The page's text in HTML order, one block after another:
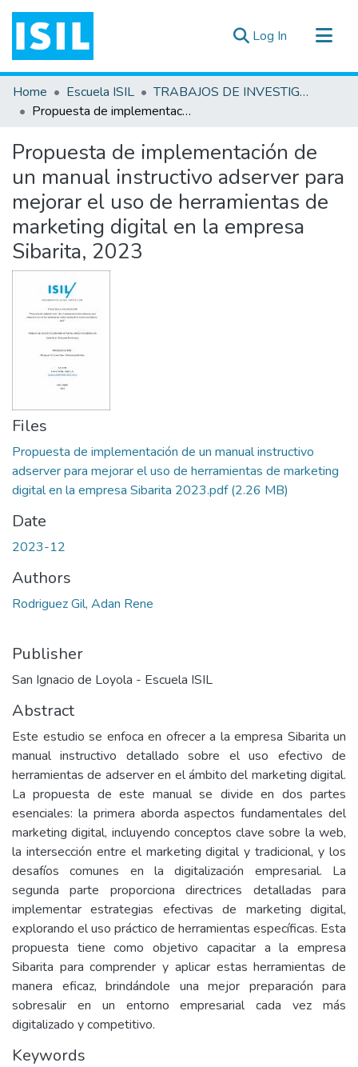
Log In (current)
All of DSpace
Statistics
Documentos ▾
Home Escuela ISIL
TRABAJOS DE INVESTIGACIÓN
Propuesta de implementación de un manual instructivo adserver para mejorar el uso de herramientas de marketing digital en la empresa Sibarita, 2023
Propuesta de implementación de
un manual instructivo adserver para
mejorar el uso de herramientas de
marketing digital en la empresa
Sibarita, 2023
Files
Propuesta de implementación de un manual instructivo
adserver para mejorar el uso de herramientas de marketing
digital en la empresa Sibarita 2023.pdf(2.26 MB)
Date
2023-12
Authors
Rodriguez Gil, Adan Rene
Publisher
San Ignacio de Loyola - Escuela ISIL
Abstract
Este estudio se enfoca en ofrecer a la empresa Sibarita un
manual instructivo detallado sobre el uso efectivo de
herramientas de adserver en el ámbito del marketing digital.
La propuesta de este manual se divide en dos partes
esenciales: la primera aborda aspectos fundamentales del
marketing digital, incluyendo conceptos clave sobre la web,
la intersección entre el marketing digital y tradicional, y los
desafíos comunes en la digitalización empresarial. La
segunda parte proporciona directrices detalladas para
implementar estrategias efectivas de marketing digital,
explorando el uso práctico de herramientas específicas. Esta
propuesta tiene como objetivo capacitar a la empresa
Sibarita para comprender y aplicar estas herramientas de
manera eficaz, brindándole una mejor preparación para
sobresalir en un entorno empresarial cada vez más
digitalizado y competitivo.
Keywords